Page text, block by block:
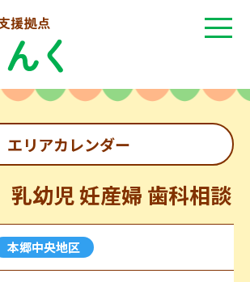
エリアカレンダー
乳幼児 妊産婦 歯科相談
本郷中央地区